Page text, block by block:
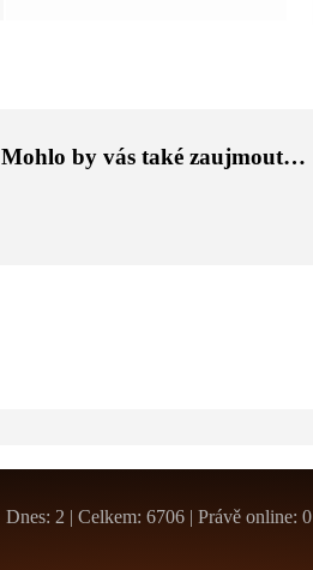
Mohlo by vás také zaujmout…
Dnes: 2 | Celkem: 6706 | Právě online: 0